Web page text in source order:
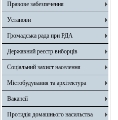
Правове забезпечення
Установи
Громадська рада при РДА
Державний реєстр виборців
Соціальний захист населення
Містобудування та архітектура
Вакансії
Протидія домашнього насильства